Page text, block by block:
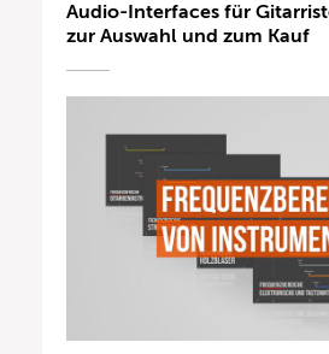
Audio-Interfaces für
zur Auswahl und zum Kauf